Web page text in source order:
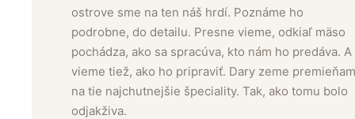
ostrove sme na ten náš hrdí. Poznáme ho
podrobne, do detailu. Presne vieme, odkiaľ mäso
pochádza, ako sa spracúva, kto nám ho predáva. A
vieme tiež, ako ho pripraviť. Dary zeme
na tie najchutnejšie špeciality. Tak, ako tomu bolo
odjakživa.